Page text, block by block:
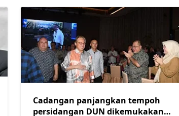
Cadangan panjangkan tempoh
persidangan DUN dikemukakan